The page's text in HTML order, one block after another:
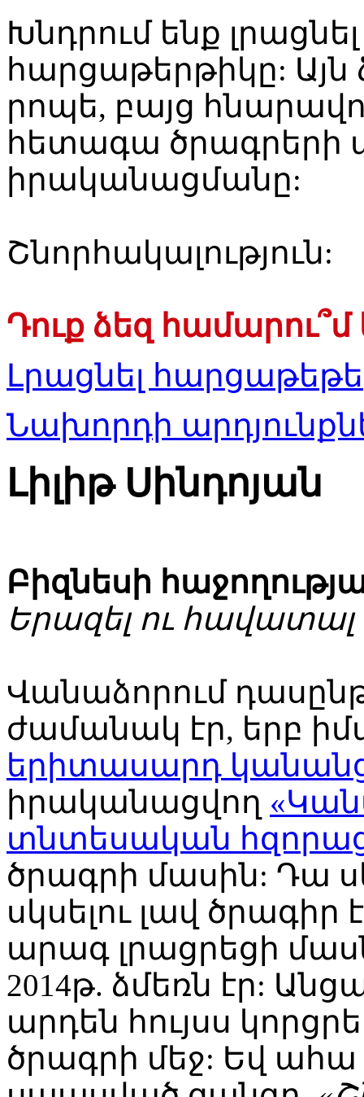
Խնդրում ենք
հարցաթերթիկը:
րոպե, բայց
հետագա ծրագրերի
իրականացմանը:
Շնորհակալություն:
Դուք ձեզ
Լրացնել
Նախորդի
Լիլիթ Սինդոյան
Բիզնեսի
Երազել ու հավատալ
Վանաձորում
ժամանակ էր, երբ
երիտասարդ
իրականացվող
տնտեսական
ծրագրի մասին: Դա
սկսելու լավ
արագ լրացրեցի
2014թ. ձմեռն էր:
արդեն հույսս
ծրագրի մեջ: Եվ